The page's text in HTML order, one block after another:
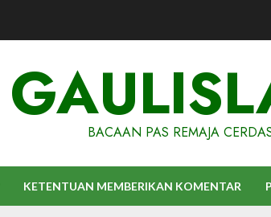
BACAAN PAS REMAJA
KETENTUAN MEMBERIKAN KOMENTAR